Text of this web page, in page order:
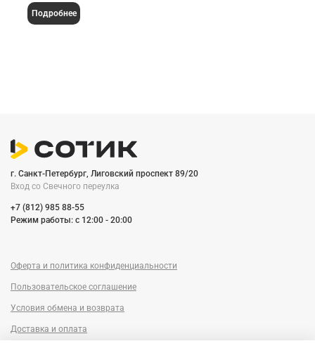
Подробнее
г. Санкт-Петербург, Лиговский проспект 89/20
Вход со Cвечного переулка
+7 (812) 985 88-55
Режим работы: c 12:00 - 20:00
Оферта и политика конфиденциальности
Пользовательское соглашение
Условия обмена и возврата
Доставка и оплата